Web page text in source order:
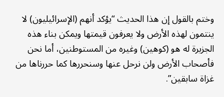
وختم بالقول إن هذا الحديث “يؤكد أنهم (الإسرائيليون) لا
ينتمون لهذه الأرض ولا يعرفون قيمتها ويمكن بناء هذه
الجزيرة له هو (كوهين) وغيره من المستوطنين، أما نحن
فأصحاب الأرض ولن نرحل عنها وسنحررها كما حررناها من
غزاة سابقين”.